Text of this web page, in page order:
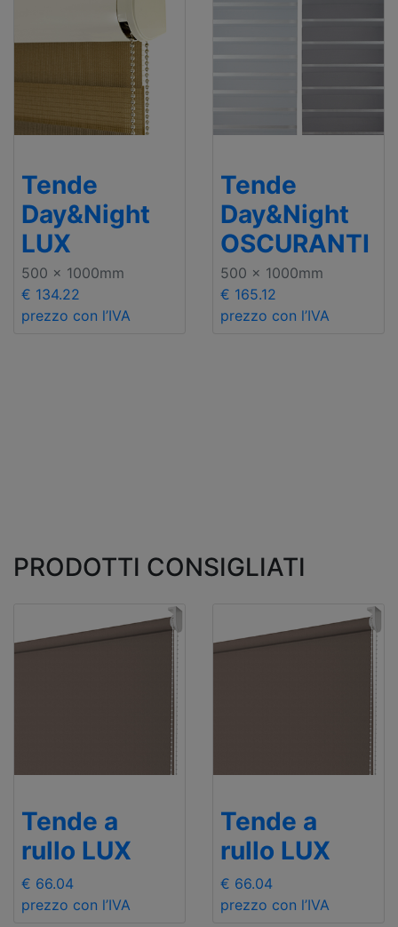
Tende
Day&Night
LUX
500 x 1000mm
€ 134.22
prezzo con l’IVA
Tende
Day&Night
OSCURANTI
500 x 1000mm
€ 165.12
prezzo con l’IVA
PRODOTTI CONSIGLIATI
Tende a
rullo LUX
€ 66.04
prezzo con l’IVA
Tende a
rullo LUX
€ 66.04
prezzo con l’IVA